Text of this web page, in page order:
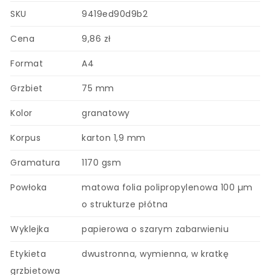
SKU 9419ed90d9b2
Cena 9,86 zł
Format A4
Grzbiet 75 mm
Kolor granatowy
Korpus karton 1,9 mm
Gramatura 1170 gsm
Powłoka
matowa folia polipropylenowa 100 µm
o strukturze płótna
Wyklejka papierowa o szarym zabarwieniu
Etykieta
grzbietowa
dwustronna, wymienna, w kratkę